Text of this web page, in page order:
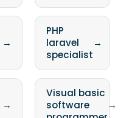
→
PHP
laravel
specialist
→
→
Visual basic
software
→